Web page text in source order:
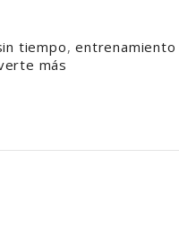
tiempo,
más